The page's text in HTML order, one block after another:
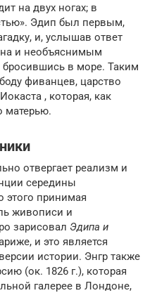
на двух ногах; в
Эдип был первым,
и, услышав ответ
и необъяснимым
в море. Таким
фиванцев, царство
, которая, как
матерью.
отвергает реализм и
середины
этого принимая
живописи и
зарисовал Эдипа и
и это является
истории. Энгр также
(ок. 1826 г.), которая
галерее в Лондоне,